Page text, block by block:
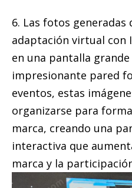
6. Las fotos generadas
adaptación virtual con
en una pantalla
impresionante pared
eventos, estas
organizarse para
marca, creando una
interactiva que
marca y la